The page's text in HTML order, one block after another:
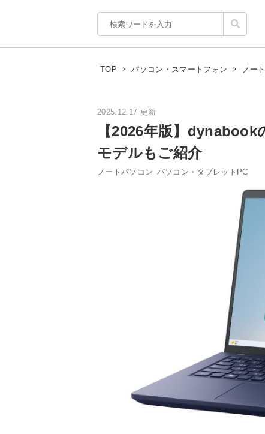
TOP パソコン・スマートフォン ノー
2025.12.17 更新
【2026年版】
モデルもご紹介
ノートパソコン パソコン・タブレットPC